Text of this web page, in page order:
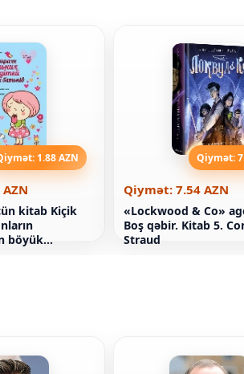
1.88 AZN
kitab Kiçik
böyük
Qiymət:
Qiymət: 7.54 AZN
«Lockwood & Co»
Boş qəbir. Kitab 5.
Straud